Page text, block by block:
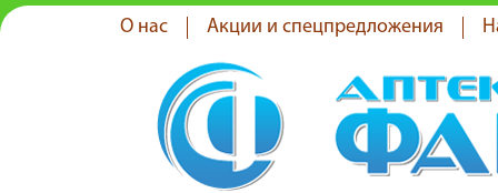
О нас Акции и спецпредложения